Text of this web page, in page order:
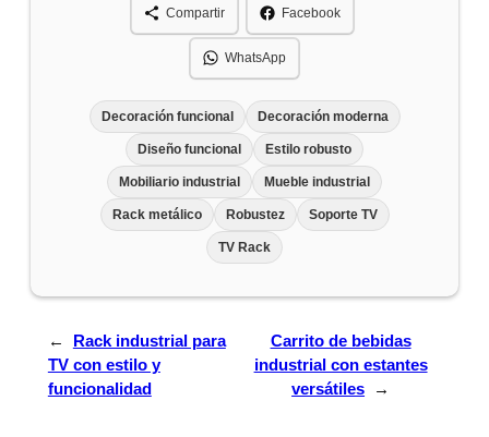
Compartir Facebook
WhatsApp
Decoración funcional Decoración moderna
Diseño funcional Estilo robusto
Mobiliario industrial Mueble industrial
Rack metálico Robustez Soporte TV
TV Rack
←
Rack industrial para
TV con estilo y
funcionalidad
Carrito de bebidas
industrial con estantes
versátiles
→